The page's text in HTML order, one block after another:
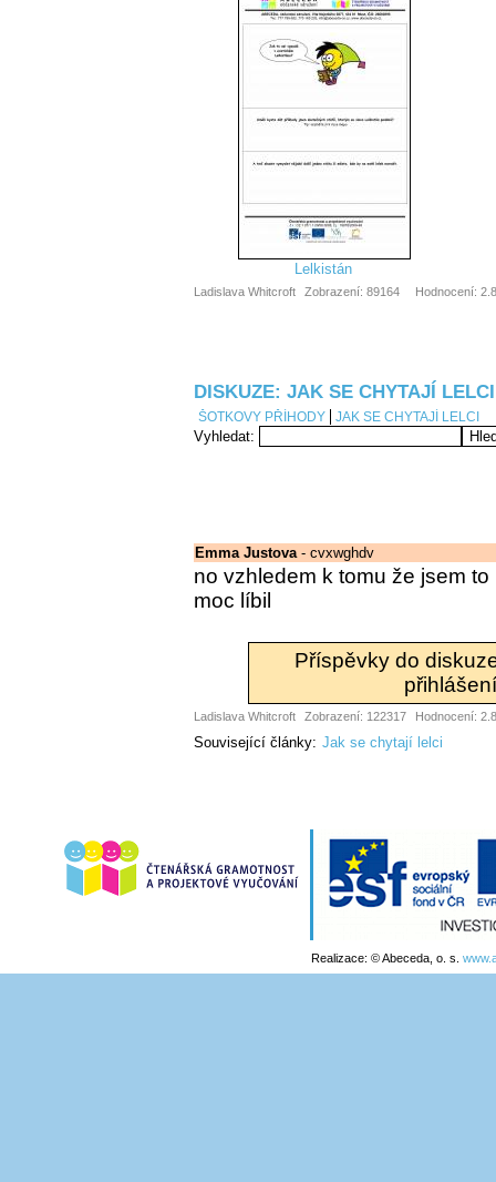
Lelkistán
Ladislava Whitcroft Zobrazení: 89164 Hodnocení:
DISKUZE: JAK SE CHYTAJÍ LELCI
ŠOTKOVY PŘÍHODY JAK SE CHYTAJÍ LELCI
Vyhledat:
Emma Justova- cvxwghdv
no vzhledem k tomu že jsem
moc líbil
Příspěvky do
Ladislava Whitcroft Zobrazení: 122317 Hodnocení:
Související články: Jak se chytají lelci
Realizace: © Abeceda, o. s.